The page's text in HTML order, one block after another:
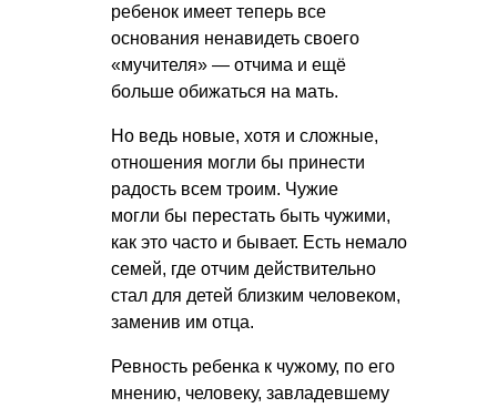
ребенок имеет теперь все
основания ненавидеть своего
«мучителя» — отчима и ещё
больше обижаться на мать.
Но ведь новые, хотя и сложные,
отношения могли бы принести
радость всем троим. Чужие
могли бы перестать быть чужими,
как это часто и бывает. Есть немало
семей, где отчим действительно
стал для детей близким человеком,
заменив им отца.
Ревность ребенка к чужому, по его
мнению, человеку, завладевшему